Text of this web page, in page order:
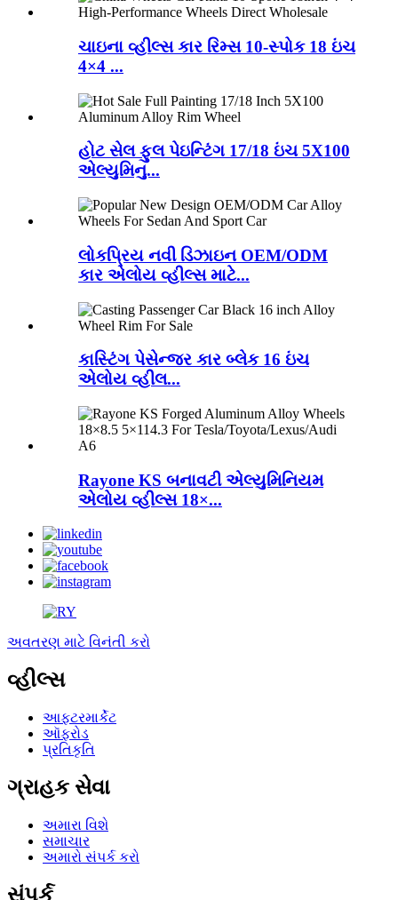
ચાઇના વ્હીલ્સ કાર રિમ્સ 10-સ્પોક 18 ઇંચ
4×4 ...
હોટ સેલ ફુલ પેઇન્ટિંગ 17/18 ઇંચ 5X100
એલ્યુમિનુ...
લોકપ્રિય નવી ડિઝાઇન OEM/ODM
કાર એલોય વ્હીલ્સ માટે...
કાસ્ટિંગ પેસેન્જર કાર બ્લેક 16 ઇંચ
એલોય વ્હીલ...
Rayone KS બનાવટી એલ્યુમિનિયમ
એલોય વ્હીલ્સ 18×...
અવતરણ માટે વિનંતી કરો
વ્હીલ્સ
આફ્ટરમાર્કેટ
ઑફરોડ
પ્રતિકૃતિ
ગ્રાહક સેવા
અમારા વિશે
સમાચાર
અમારો સંપર્ક કરો
સંપર્ક